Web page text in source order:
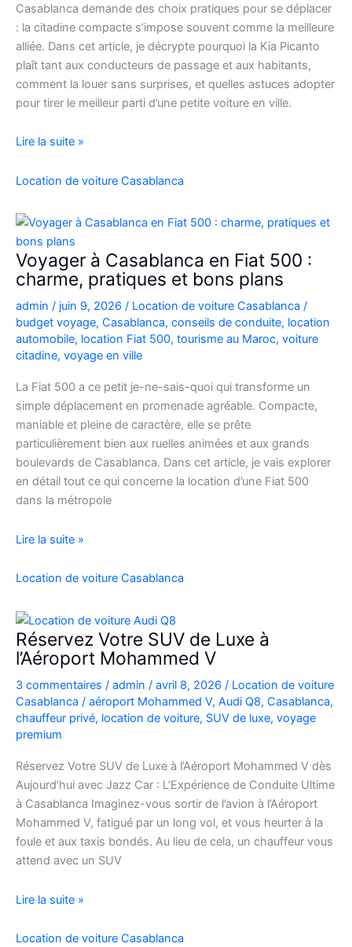
Casablanca demande des choix pratiques pour se déplacer
: la citadine compacte s’impose souvent comme la meilleure
alliée. Dans cet article, je décrypte pourquoi la Kia Picanto
plaît tant aux conducteurs de passage et aux habitants,
comment la louer sans surprises, et quelles astuces adopter
pour tirer le meilleur parti d’une petite voiture en ville.
louez
:
Kia
Picanto
à
Casablanca
vos
déplacements
Lire la suite »
Location de voiture Casablanca
Voyager à Casablanca en Fiat 500 :
charme, pratiques et bons plans
admin / juin 9, 2026 / Location de voiture Casablanca /
budget voyage, Casablanca, conseils de conduite, location
automobile, location Fiat 500, tourisme au Maroc, voiture
citadine, voyage en ville
La Fiat 500 a ce petit je-ne-sais-quoi qui transforme un
simple déplacement en promenade agréable. Compacte,
maniable et pleine de caractère, elle se prête
particulièrement bien aux ruelles animées et aux grands
boulevards de Casablanca. Dans cet article, je vais explorer
en détail tout ce qui concerne la location d’une Fiat 500
dans la métropole
Voyager
Casablanca
Fiat
500
:
pratiques
et
bons
Lire la suite »
Location de voiture Casablanca
Réservez Votre SUV de Luxe à
l’Aéroport Mohammed V
3 commentaires / admin / avril 8, 2026 / Location de voiture
Casablanca / aéroport Mohammed V, Audi Q8, Casablanca,
chauffeur privé, location de voiture, SUV de luxe, voyage
premium
Réservez Votre SUV de Luxe à l’Aéroport Mohammed V dès
Aujourd’hui avec Jazz Car : L’Expérience de Conduite Ultime
à Casablanca Imaginez-vous sortir de l’avion à l’Aéroport
Mohammed V, fatigué par un long vol, et vous heurter à la
foule et aux taxis bondés. Au lieu de cela, un chauffeur vous
attend avec un SUV
Réservez
SUV
Lire la suite »
Location de voiture Casablanca